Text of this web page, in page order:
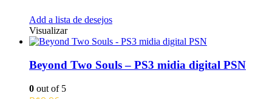
Add a lista de desejos
Visualizar
Beyond Two Souls – PS3 midia digital PSN
0 out of 5